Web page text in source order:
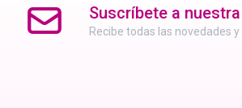
Suscríbete a
Recibe todas las novedades